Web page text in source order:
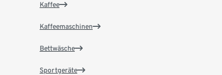
Kaffee
Kaffeemaschinen
Bettwäsche
Sportgeräte